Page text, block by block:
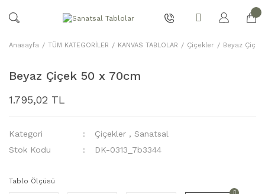
Anasayfa TÜM KATEGORİLER KANVAS TABLOLAR Çiçekler Beyaz
Beyaz Çiçek 50 x 70cm
1.795,02 TL
Kategori Çiçekler ,Sanatsal
Stok Kodu
DK-0313_7b3344
Tablo Ölçüsü